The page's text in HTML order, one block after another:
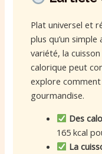
Plat universel et
plus qu’un
variété, la
calorique peut
explore
gourmandise.
Des
165 kcal
La